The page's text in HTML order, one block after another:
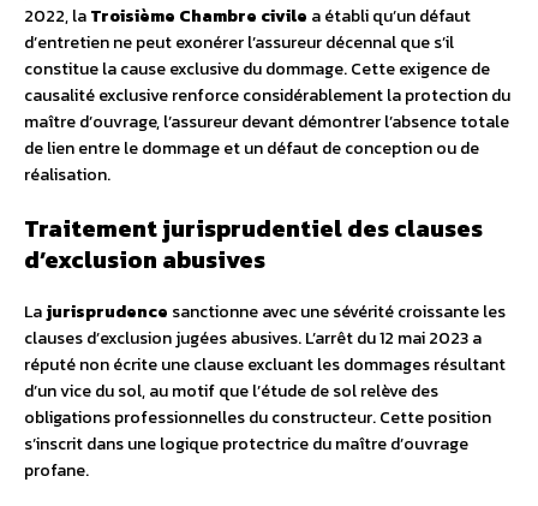
2022, laTroisième Chambre civile a établi qu’un défaut
d’entretien ne peut exonérer l’assureur décennal que s’il
constitue la cause exclusive du dommage. Cette exigence de
causalité exclusive renforce considérablement la protection du
maître d’ouvrage, l’assureur devant démontrer l’absence totale
de lien entre le dommage et un défaut de conception ou de
réalisation.
Traitement jurisprudentiel des clauses
d’exclusion abusives
Lajurisprudence sanctionne avec une sévérité croissante les
clauses d’exclusion jugées abusives. L’arrêt du 12 mai 2023 a
réputé non écrite une clause excluant les dommages résultant
d’un vice du sol, au motif que l’étude de sol relève des
obligations professionnelles du constructeur. Cette position
s’inscrit dans une logique protectrice du maître d’ouvrage
profane.